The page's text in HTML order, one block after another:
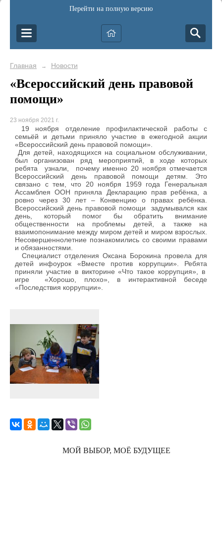
Перейти на полную версию
Главная → Новости
«Всероссийский день правовой
помощи»
23 ноября 2021 г.
19 ноября отделение профилактической работы с
семьёй и детьми приняло участие в ежегодной акции
«Всероссийский день правовой помощи».
Для детей, находящихся на социальном обслуживании,
был организован ряд мероприятий, в ходе которых
ребята узнали, почему именно 20 ноября отмечается
Всероссийский день правовой помощи детям. Это
связано с тем, что 20 ноября 1959 года Генеральная
Ассамблея ООН приняла Декларацию прав ребёнка, а
ровно через 30 лет – Конвенцию о правах ребёнка.
Всероссийский день правовой помощи задумывался как
день, который помог бы обратить внимание
общественности на проблемы детей, а также на
взаимопонимание между миром детей и миром взрослых.
Несовершеннолетние познакомились со своими правами
и обязанностями.
Специалист отделения Оксана Борокина провела для
детей инфоурок «Вместе против коррупции». Ребята
приняли участие в викторине «Что такое коррупция», в
игре «Хорошо, плохо», в интерактивной беседе
«Последствия коррупции».
МОЙ ВЫБОР, МОЁ БУДУЩЕЕ